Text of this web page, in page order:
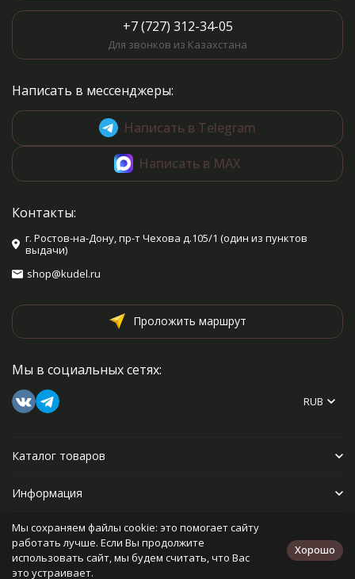
+7 (727) 312-34-05
Для звонков из Казахстана
Написать в мессенджеры:
Написать в Telegram
Написать в MAX
Контакты:
г. Ростов-на-Дону, пр-т Чехова д.105/1 (один из пунктов
выдачи)
shop@kudel.ru
Проложить маршрут
Мы в социальных сетях:
RUB
Каталог товаров
Информация
Прочее
Мы сохраняем файлы cookie: это помогает сайту
работать лучше. Если Вы продолжите
использовать сайт, мы будем считать, что Вас
это устраивает.
Хорошо